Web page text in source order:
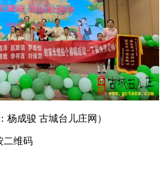
杨成骏 古城台儿庄网）
二维码